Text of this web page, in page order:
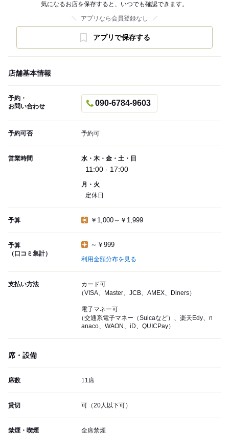
気になるお店を保存すると、いつでも確認できます。
アプリなら会員登録なし
アプリで保存する
店舗基本情報
予約・
お問い合わせ
090-6784-9603
予約可否 予約可
営業時間 水・木・金・土・日
11:00 - 17:00
月・火
定休日
予算 ￥1,000～￥1,999
予算
（口コミ集計）
～￥999
利用金額分布を見る
支払い方法
カード可
（VISA、Master、JCB、AMEX、Diners）
電子マネー可
（交通系電子マネー（Suicaなど）、楽天Edy、n
anaco、WAON、iD、QUICPay）
席・設備
席数 11席
貸切 可（20人以下可）
禁煙・喫煙 全席禁煙